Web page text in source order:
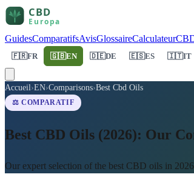
GuidesComparatifsAvisGlossaireCalculateur
🇫🇷FR 🇬🇧EN 🇩🇪DE 🇪🇸ES 🇮🇹IT
Accueil›EN›Comparisons›Best Cbd Oils
⚖️ COMPARATIF
Best CBD Oils (2026): Our
Our expert selection of the best CBD oils in